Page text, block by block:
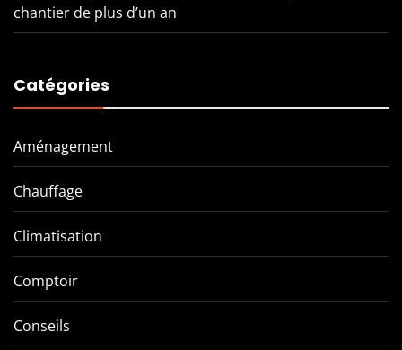
chantier de plus d’un an
Catégories
Aménagement
Chauffage
Climatisation
Comptoir
Conseils